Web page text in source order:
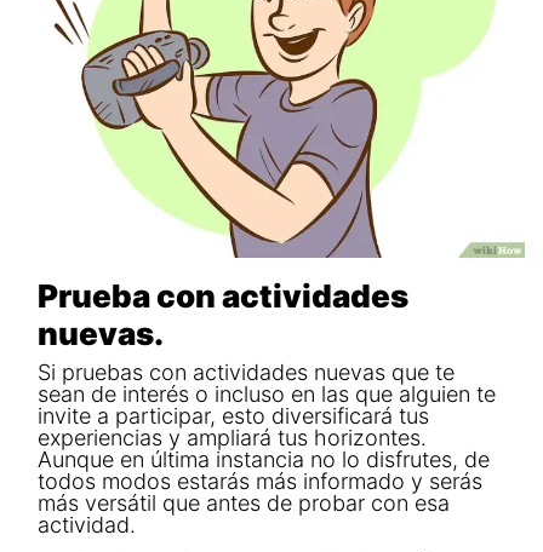
Prueba con actividades
nuevas.
Si pruebas con actividades nuevas que te
sean de interés o incluso en las que alguien te
invite a participar, esto diversificará tus
experiencias y ampliará tus horizontes.
Aunque en última instancia no lo disfrutes, de
todos modos estarás más informado y serás
más versátil que antes de probar con esa
actividad.